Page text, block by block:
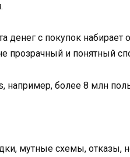
денег с покупок
прозрачный и понятный
например, более 8 млн
мутные схемы, отказы,